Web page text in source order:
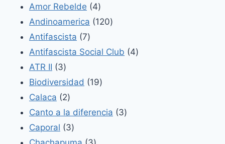
productos
Amor Rebelde 44
productos
Andinoamerica 120120
Antifascista 77
productos
Antifascista Social Club 44
ATR II 33
productos
Biodiversidad 1919
Calaca 22
productos
Canto a la diferencia 33
Caporal 33
productos
3